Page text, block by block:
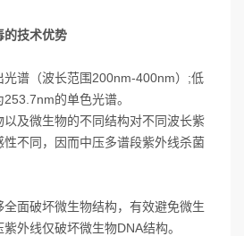
的技术优势
光谱（波长范围200nm-400nm）;低
的单色光谱。
及微生物的不同结构对不同波长紫
不同，因而中压多谱段紫外线杀菌
面破坏微生物结构，有效避免微生
外线仅破坏微生物DNA结构。